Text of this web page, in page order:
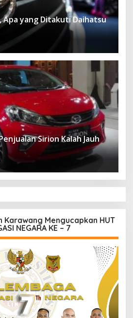
Apa yang Ditakuti Daihatsu
Sirion Kalah Jauh
Karawang Mengucapkan HUT
NEGARA KE – 7